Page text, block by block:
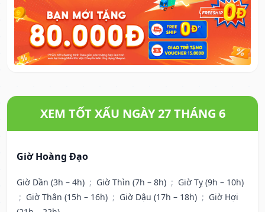
XEM TỐT XẤU NGÀY 27 THÁNG 6
Giờ Hoàng Đạo
Giờ Dần (3h – 4h) ; Giờ Thìn (7h – 8h) ; Giờ Tỵ (9h – 10h)
; Giờ Thân (15h – 16h) ; Giờ Dậu (17h – 18h) ; Giờ Hợi